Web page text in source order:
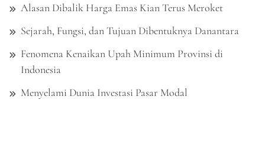
Alasan Dibalik Harga Emas Kian Terus Meroket
Sejarah, Fungsi, dan Tujuan Dibentuknya Danantara
Fenomena Kenaikan Upah Minimum Provinsi di
Indonesia
Menyelami Dunia Investasi Pasar Modal